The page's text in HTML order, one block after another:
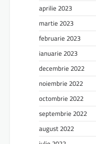
aprilie 2023
martie 2023
februarie 2023
ianuarie 2023
decembrie 2022
noiembrie 2022
octombrie 2022
septembrie 2022
august 2022